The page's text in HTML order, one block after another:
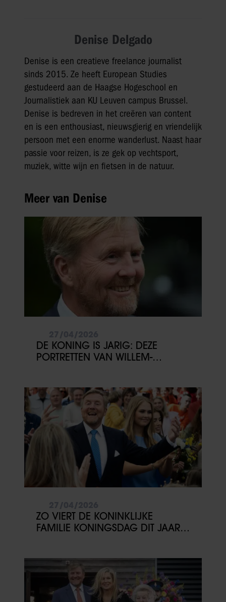
Denise Delgado
Denise is een creatieve freelance journalist
sinds 2015. Ze heeft European Studies
gestudeerd aan de Haagse Hogeschool en
Journalistiek aan KU Leuven campus Brussel.
Denise is bedreven in het creëren van content
en is een enthousiast, nieuwsgierig en vriendelijk
persoon met een enorme wanderlust. Naast haar
passie voor reizen, is ze gek op vechtsport,
muziek, witte wijn en fietsen in de natuur.
Meer van Denise
DE KONING IS JARIG: DEZE
PORTRETTEN VAN WILLEM-
ZO VIERT DE KONINKLIJKE
FAMILIE KONINGSDAG DIT JAAR